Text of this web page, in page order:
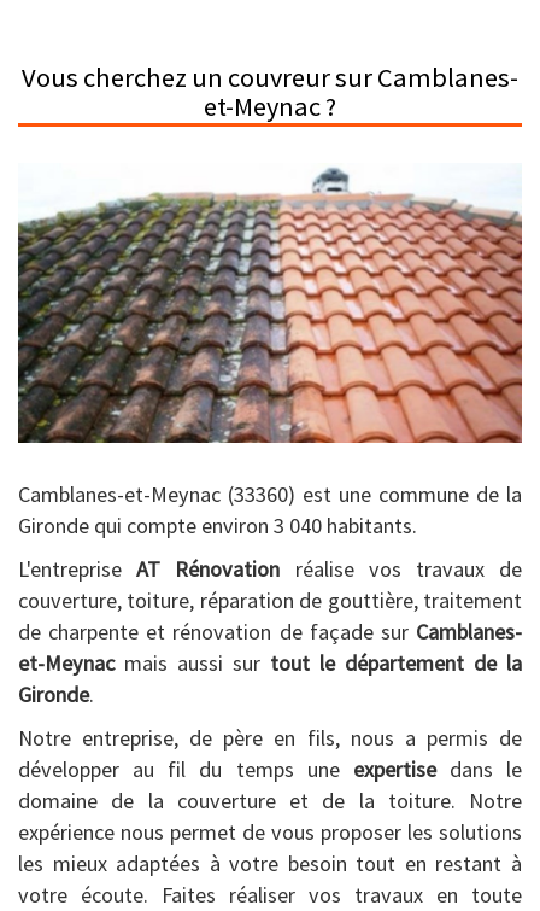
Vous cherchez un couvreur sur Camblanes-
et-Meynac ?
Camblanes-et-Meynac (33360) est une commune de la
Gironde qui compte environ 3 040 habitants.
L'entrepriseAT Rénovation réalise vos travaux de
couverture, toiture, réparation de gouttière, traitement
de charpente et rénovation de façade sur Camblanes-
et-Meynacmais aussi sur tout le département de la
Gironde.
Notre entreprise, de père en fils, nous a permis de
développer au fil du temps une expertisedans le
domaine de la couverture et de la toiture. Notre
expérience nous permet de vous proposer les solutions
les mieux adaptées à votre besoin tout en restant à
votre écoute. Faites réaliser vos travaux en toute